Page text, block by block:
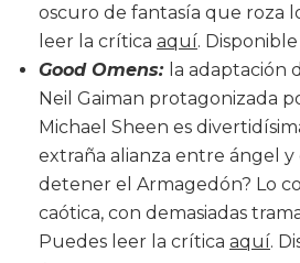
oscuro de fantasía que roza
leer la crítica aquí.
Good Omens: la adaptación
Neil Gaiman protagonizada
Michael Sheen es
extraña alianza entre ángel y
detener el Armagedón? Lo
caótica, con demasiadas
Puedes leer la crítica aquí.